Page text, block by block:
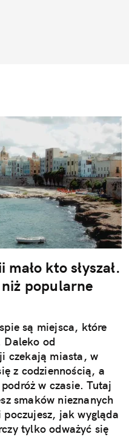
kto słyszał.
popularne
są miejsca, które
Daleko od
czekają miasta, w
z codziennością, a
w czasie. Tutaj
smaków nieznanych
poczujesz, jak wygląda
tylko odważyć się